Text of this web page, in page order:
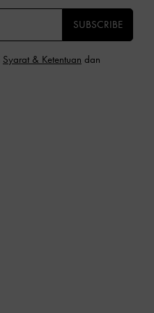
SUBSCRIBE
Syarat & Ketentuan dan